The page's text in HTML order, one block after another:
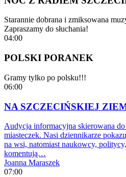
Starannie dobrana i zmiksowana
Zapraszamy do słuchania!
04:00
POLSKI PORANEK
Gramy tylko po polsku!!!
06:00
NA SZCZECIŃSKIEJ
Audycja informacyjna skierowana
miasteczek. Nasi dziennikarze
na wsi, natomiast naukowcy,
komentują…
Joanna Maraszek
07:00